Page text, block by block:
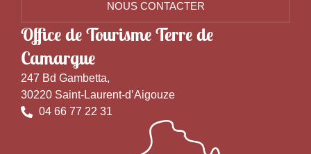
NOUS CONTACTER
Office de Tourisme Terre de
Camargue
247 Bd Gambetta,
30220 Saint-Laurent-d’Aigouze
04 66 77 22 31